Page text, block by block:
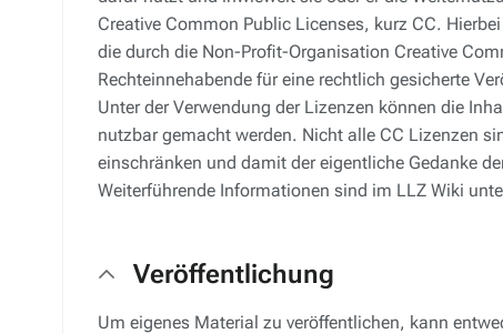
Creative Common Public Licenses, kurz CC.
die durch die Non-Profit-Organisation Creative
Rechteinnehabende für eine rechtlich gesicherte
Unter der Verwendung der Lizenzen können die
nutzbar gemacht werden. Nicht alle CC Lizenzen
einschränken und damit der eigentliche Gedanke
Weiterführende Informationen sind im LLZ Wiki
Veröffentlichung
Um eigenes Material zu veröffentlichen, kann